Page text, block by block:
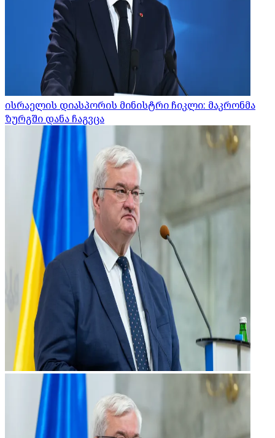
ისრაელის დიასპორის მინისტრი ჩიკლი: მაკრონმა
ზურგში დანა ჩაგვცა